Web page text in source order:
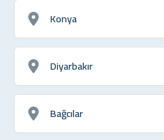
Konya
Diyarbakır
Bağcılar